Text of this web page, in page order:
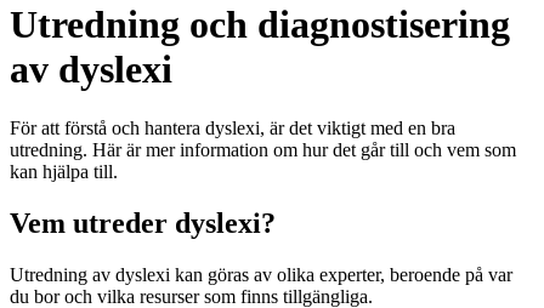
Utredning och diagnostisering
av dyslexi
För att förstå och hantera dyslexi, är det viktigt med en bra
utredning. Här är mer information om hur det går till och vem som
kan hjälpa till.
Vem utreder dyslexi?
Utredning av dyslexi kan göras av olika experter, beroende på var
du bor och vilka resurser som finns tillgängliga.